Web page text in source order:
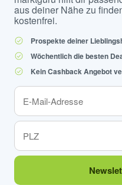
aus deiner Nähe zu
kostenfrei.
Prospekte deiner
Wöchentlich die besten
Kein Cashback Angebot